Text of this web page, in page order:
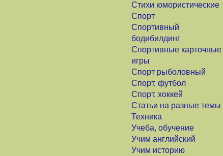
Стихи юмористические
Спорт
Спортивный
бодибилдинг
Спортивные карточные
игры
Спорт рыболовный
Спорт, футбол
Спорт, хоккей
Статьи на разные темы
Техника
Учеба, обучение
Учим английский
Учим историю